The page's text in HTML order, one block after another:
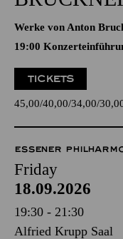
Werke von Anton
19:00
TICKETS
45,00 40,00 34,00
ESSENER
Friday
18.09.2026
19:30 - 21:30
Alfried Krupp Saal